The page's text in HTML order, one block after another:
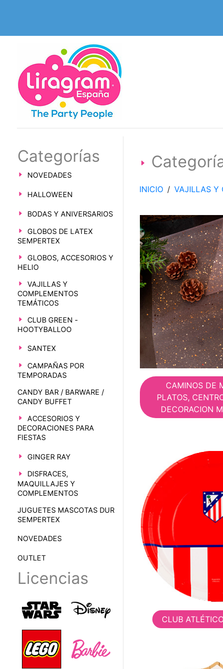
Categorías
NOVEDADES
HALLOWEEN
BODAS Y ANIVERSARIOS
GLOBOS DE LATEX
SEMPERTEX
GLOBOS, ACCESORIOS Y
HELIO
VAJILLAS Y
COMPLEMENTOS
TEMÁTICOS
CLUB GREEN -
HOOTYBALLOO
SANTEX
CAMPAÑAS POR
TEMPORADAS
CANDY BAR / BARWARE /
CANDY BUFFET
ACCESORIOS Y
DECORACIONES PARA
FIESTAS
GINGER RAY
DISFRACES,
MAQUILLAJES Y
COMPLEMENTOS
JUGUETES MASCOTAS DUR
SEMPERTEX
NOVEDADES
OUTLET
Licencias
INICIO / VAJILLAS Y
CAMINOS DE
PLATOS,
DECORACION
CLUB